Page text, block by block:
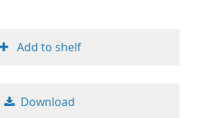
Add to shelf
Download